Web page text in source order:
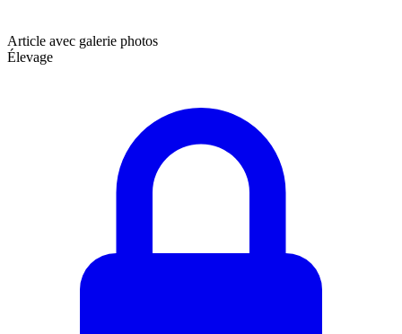
Article avec galerie photos
Élevage